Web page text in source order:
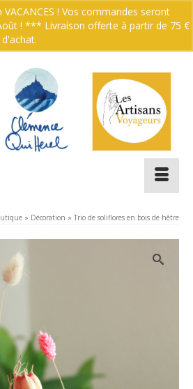
panier 0.00€
» Décoration » Trio de soliflores en bois de hêtre
! Vos commandes seront
! *** Livraison offerte à partir de 75 €
d'achat.